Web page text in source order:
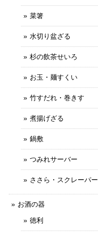
菜箸
水切り盆ざる
杉の飲茶せいろ
お玉・麺すくい
竹すだれ・巻きす
煮揚げざる
鍋敷
つみれサーバー
ささら・スクレーパー
お酒の器
徳利